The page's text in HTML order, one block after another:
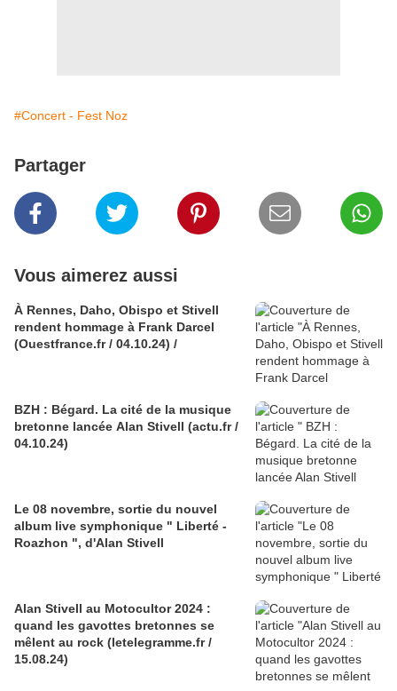
#Concert - Fest Noz
Partager
Vous aimerez aussi
À Rennes, Daho, Obispo et Stivell
rendent hommage à Frank Darcel
(Ouestfrance.fr / 04.10.24) /
BZH : Bégard. La cité de la musique
bretonne lancée Alan Stivell (actu.fr /
04.10.24)
Le 08 novembre, sortie du nouvel
album live symphonique " Liberté -
Roazhon ", d'Alan Stivell
Alan Stivell au Motocultor 2024 :
quand les gavottes bretonnes se
mêlent au rock (letelegramme.fr /
15.08.24)